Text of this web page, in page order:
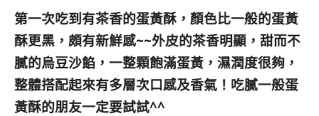
第一次吃到有茶香的蛋黃酥，顏色比一般的蛋黃
酥更黑，頗有新鮮感~~外皮的茶香明顯，甜而不
膩的烏豆沙餡，一整顆飽滿蛋黃，濕潤度很夠，
整體搭配起來有多層次口感及香氣！吃膩一般蛋
黃酥的朋友一定要試試^^